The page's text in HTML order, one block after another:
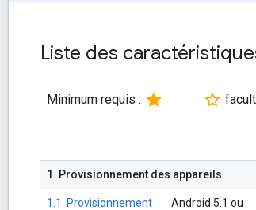
Liste des
Minimum requis : star star_border
1 . Provisionnement des appareils
1.1. Provisionnement
Android 5.1 ou